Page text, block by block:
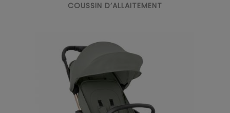
COUSSIN D’ALLAITEMENT